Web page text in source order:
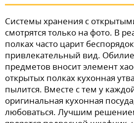
Системы хранения с
смотрятся только на фото. В
полках часто царит
привлекательный вид.
предметов вносит элемент
открытых полках кухонная
пылится. Вместе с тем у
оригинальная кухонная
любоваться. Лучшим